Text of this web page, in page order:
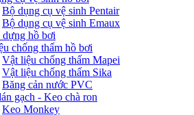
Bộ dụng cụ vệ sinh Pentair
Bộ dụng cụ vệ sinh Emaux
hồ bơi
chống thấm hồ bơi
Vật liệu chống thấm Mapei
Vật liệu chống thấm Sika
Băng cản nước PVC
gạch - Keo chà ron
Keo Monkey